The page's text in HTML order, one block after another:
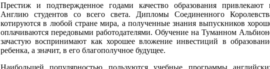
Престиж и подтвержденное годами качество образования привлекают
Англию студентов со всего света. Дипломы Соединенного
котируются в любой стране мира, а полученные знания выпускников
оплачиваются передовыми работодателями. Обучение на Туманном
зачастую воспринимают как хорошее вложение инвестиций в
ребенка, а значит, в его благополучное будущее.
Наибольшей популярностью пользуются учебные программы